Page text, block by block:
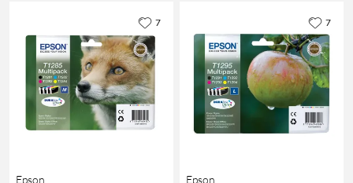
Epson
7
Epson
7